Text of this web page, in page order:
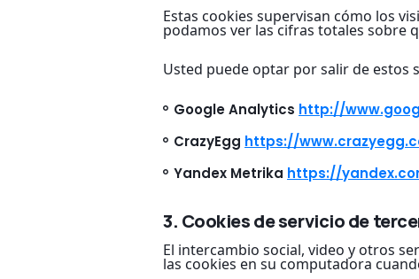
Estas cookies supervisan cómo los
podamos ver las cifras totales sobre
Usted puede optar por salir de estos
Google Analytics http://
CrazyEgg https://
Yandex Metrika https://
3. Cookies de servicio de
El intercambio social, video y otros
las cookies en su computadora